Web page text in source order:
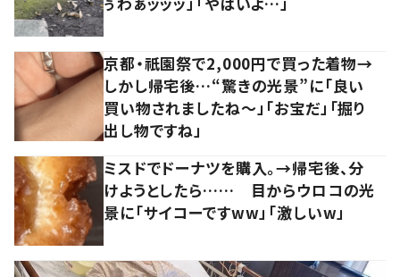
京都・祇園祭で2,000円で買った着物→
しかし帰宅後…“驚きの光景”に「良い
買い物されましたね～」「お宝だ」「掘り
出し物ですね」
ミスドでドーナツを購入。→帰宅後、分
けようとしたら…… 目からウロコの光
景に「サイコーですww」「激しいw」